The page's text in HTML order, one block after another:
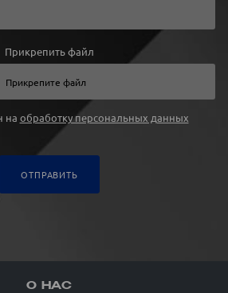
Прикрепить файл
Прикрепите файл
на обработку персональных данных
ОТПРАВИТЬ
О НАС